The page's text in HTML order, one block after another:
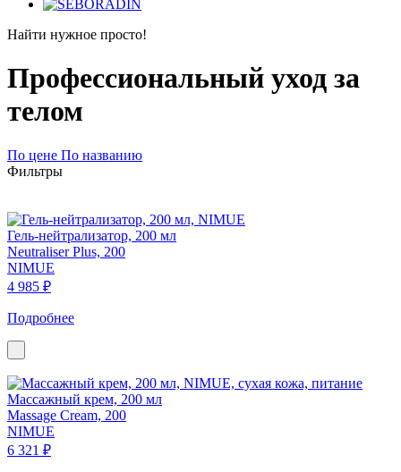
Найти нужное просто!
Профессиональный уход за
телом
По цене По названию
Фильтры
Гель-нейтрализатор, 200 мл
Neutraliser Plus, 200
NIMUE
4 985 ₽
Подробнее
Массажный крем, 200 мл
Massage Cream, 200
NIMUE
6 321 ₽